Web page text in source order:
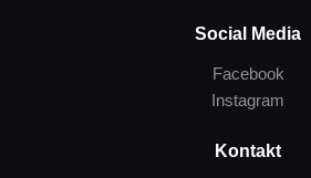
Social Media
Facebook
Instagram
Kontakt